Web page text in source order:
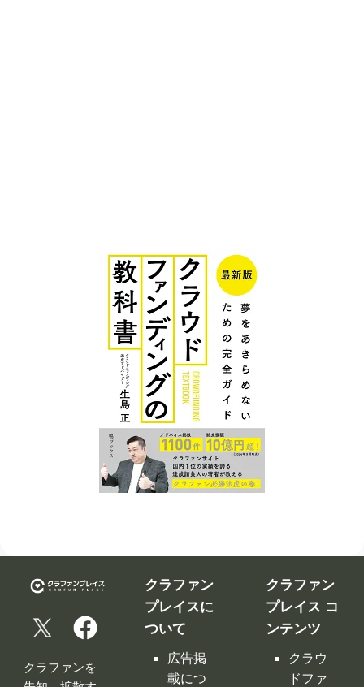
クラファンを
告知、拡散す
るなら
クラファンプ
クラファンプ
クラファン
載につ
いて
修正依
頼フォ
ーム
ドファ
ンディ
ング入
門編
クラウ